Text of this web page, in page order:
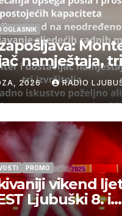
OGLASNIK
namještaja, tri
2026 RADIO
PROMO
vikend
Ljubuški 8. i